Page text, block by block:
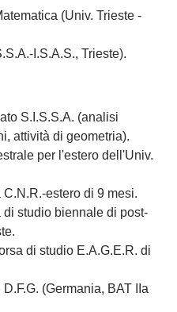
(Univ. Trieste -
I.S.A.S., Trieste).
S.I.S.S.A. (analisi
attività di geometria).
per l'estero dell'Univ.
estero di 9 mesi.
studio biennale di post-
di studio E.A.G.E.R. di
(Germania, BAT IIa